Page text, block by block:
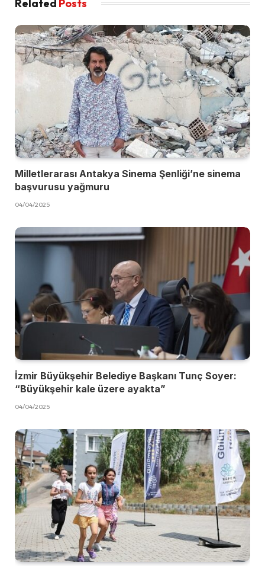
Related Posts
Milletlerarası Antakya Sinema Şenliği’ne sinema
başvurusu yağmuru
04/04/2025
İzmir Büyükşehir Belediye Başkanı Tunç Soyer:
“Büyükşehir kale üzere ayakta”
04/04/2025